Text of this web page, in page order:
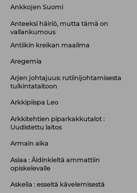
Ankkojen Suomi
Anteeksi häiriö, mutta tämä on
vallankumous
Antiikin kreikan maailma
Aregemia
Arjen johtajuus: rutiinijohtamisesta
tulkintataitoon
Arkkipiispa Leo
Arkkitehtien piparkakkutalot :
Uudistettu laitos
Armain aika
Asiaa : Äidinkieltä ammattiin
opiskelevalle
Askelia : esseitä kävelemisestä